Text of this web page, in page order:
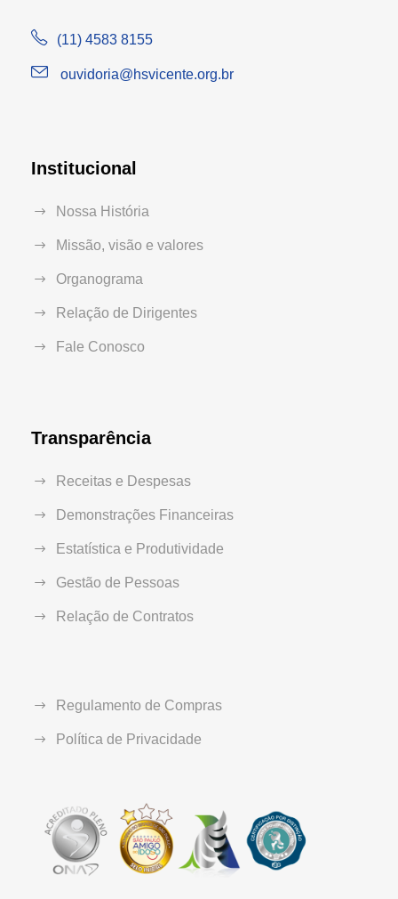
(11) 4583 8155
ouvidoria@hsvicente.org.br
Institucional
Nossa História
Missão, visão e valores
Organograma
Relação de Dirigentes
Fale Conosco
Transparência
Receitas e Despesas
Demonstrações Financeiras
Estatística e Produtividade
Gestão de Pessoas
Relação de Contratos
Regulamento de Compras
Política de Privacidade